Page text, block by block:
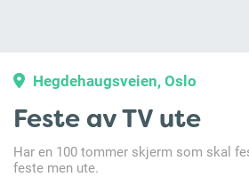
Hegdehaugsveien, Oslo
Feste av TV ute
Har en 100 tommer skjerm som skal
feste men ute.